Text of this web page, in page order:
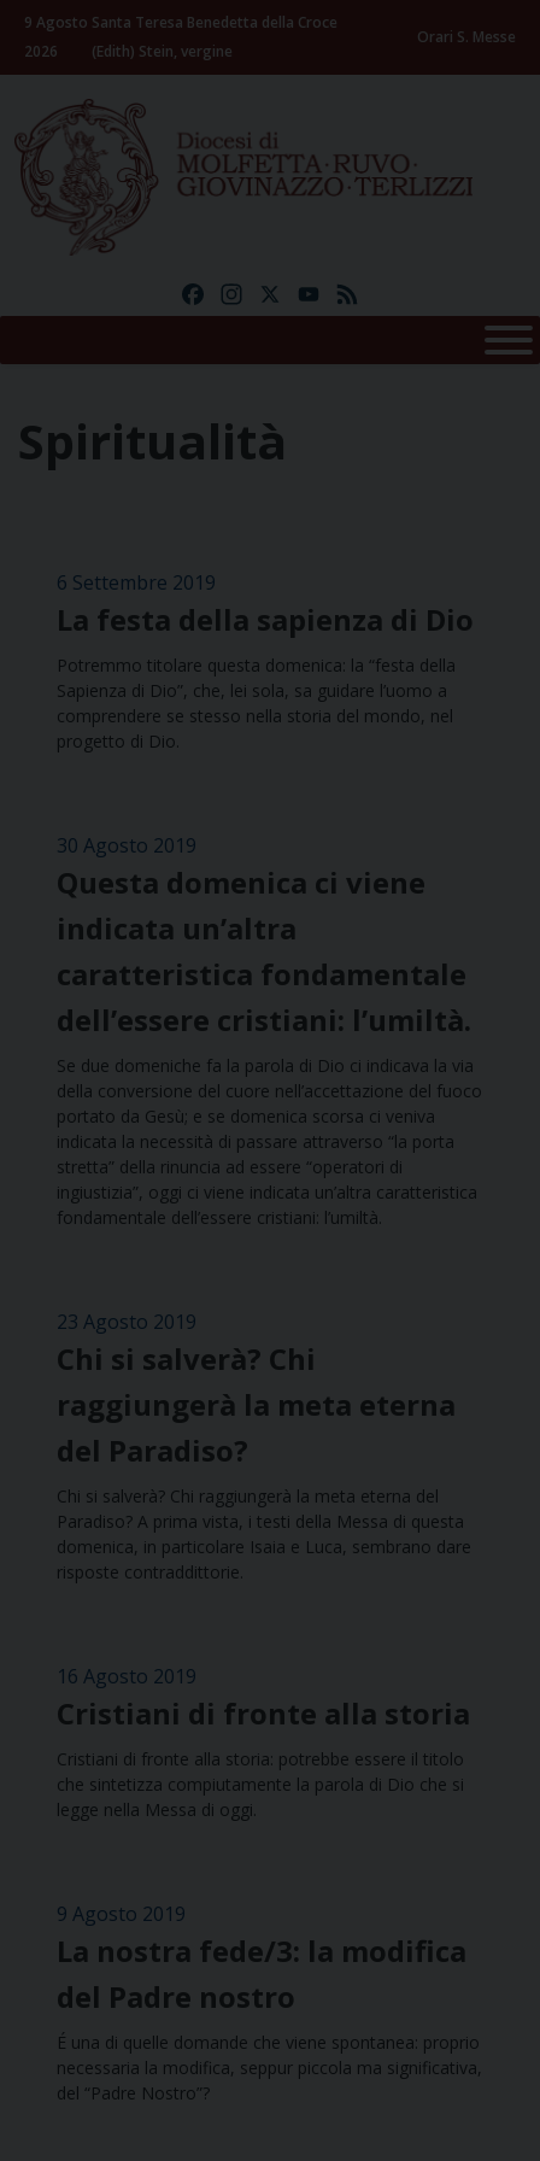
Skip
content
9 Agosto
2026
Santa Teresa Benedetta della Croce
(Edith) Stein, vergine
Orari S. Messe
FacebookInstagramYouTube
Spiritualità
6 Settembre 2019
La festa della sapienza di Dio
Potremmo titolare questa domenica: la “festa della
Sapienza di Dio”, che, lei sola, sa guidare l’uomo a
comprendere se stesso nella storia del mondo, nel
progetto di Dio.
30 Agosto 2019
Questa domenica ci viene
indicata un’altra
caratteristica fondamentale
dell’essere cristiani: l’umiltà.
Se due domeniche fa la parola di Dio ci indicava la via
della conversione del cuore nell’accettazione del fuoco
portato da Gesù; e se domenica scorsa ci veniva
indicata la necessità di passare attraverso “la porta
stretta” della rinuncia ad essere “operatori di
ingiustizia”, oggi ci viene indicata un’altra caratteristica
fondamentale dell’essere cristiani: l’umiltà.
23 Agosto 2019
Chi si salverà? Chi
raggiungerà la meta eterna
del Paradiso?
Chi si salverà? Chi raggiungerà la meta eterna del
Paradiso? A prima vista, i testi della Messa di questa
domenica, in particolare Isaia e Luca, sembrano dare
risposte contraddittorie.
16 Agosto 2019
Cristiani di fronte alla storia
Cristiani di fronte alla storia: potrebbe essere il titolo
che sintetizza compiutamente la parola di Dio che si
legge nella Messa di oggi.
9 Agosto 2019
La nostra fede/3: la modifica
del Padre nostro
É una di quelle domande che viene spontanea: proprio
necessaria la modifica, seppur piccola ma significativa,
del “Padre Nostro”?